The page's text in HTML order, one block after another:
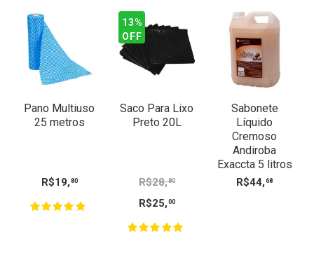
Pano Multiuso
25 metros
R$19, 80
Saco Para Lixo
Preto 20L
R$28,80
R$25, 00
13%
OFF
Sabonete
Líquido
Cremoso
Andiroba
Exaccta 5 litros
R$44, 68